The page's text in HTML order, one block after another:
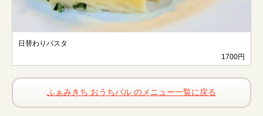
日替わりパスタ
1700円
ふぁみきち おうちバル のメニュー一覧に戻る